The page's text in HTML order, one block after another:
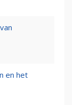
en het